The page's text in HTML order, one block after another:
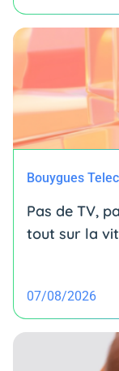
Bouygues
Pas de TV,
tout sur la
07/08/2026